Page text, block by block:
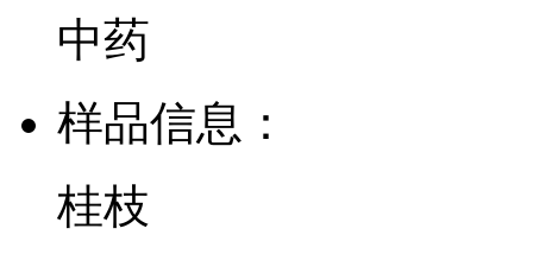
中药
样品信息：
桂枝